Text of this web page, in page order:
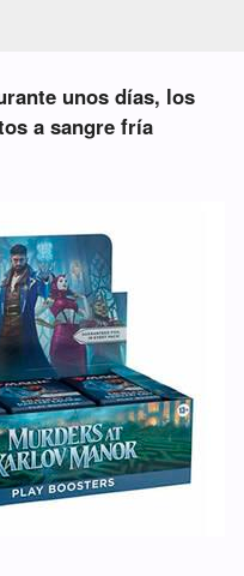
unos días, los
a sangre fría